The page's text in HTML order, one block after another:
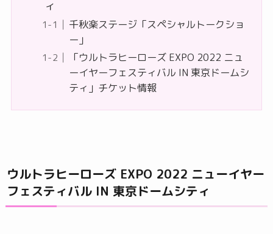
ィ
千秋楽ステージ「スペシャルトークショ
ー」
「ウルトラヒーローズ EXPO 2022 ニュ
ーイヤーフェスティバル IN 東京ドームシ
ティ」チケット情報
ウルトラヒーローズ EXPO 2022 ニューイヤー
フェスティバル IN 東京ドームシティ